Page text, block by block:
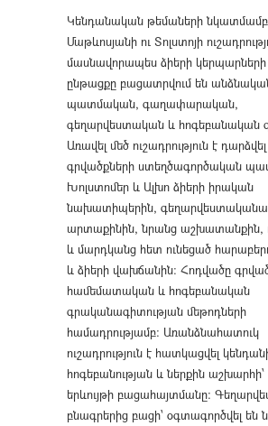
Կենդանական թեմաների նկատմամբ
Մաթևոսյանի ու Տոլստոյի
մասնավորապես ձիերի
ընթացքը բացատրվում են
պատմական, գաղափարական,
գեղարվեստական և հոգեբանական
Առավել մեծ ուշադրություն է դարձվել
գրվածքների ստեղծագործական
Խոլստոմեր և Ալխո ձիերի իրական
նախատիպերին,
արտաքինին, նրանց աշխատանքին,
և մարդկանց հետ ունեցած
և ձիերի վախճանին։ Հոդվածը
համեմատական և հոգեբանական
գրականագիտության մեթոդների
համադրությամբ։ Առանձնահատուկ
ուշադրություն է հատկացվել
հոգեբանության և ներքին աշխարհի՝
երևույթի բացահայտմանը։
բնագրերից բացի՝ օգտագործվել են